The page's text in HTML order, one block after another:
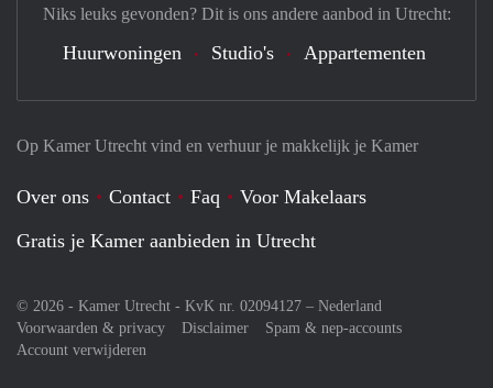
Op Kamer Utrecht vind en verhuur je makkelijk je Kamer
Over ons Contact Faq
Voor Makelaars
Gratis je Kamer aanbieden in Utrecht
© 2026 - Kamer Utrecht - KvK nr. 02094127 – Nederland
Voorwaarden & privacy
Disclaimer
Spam & nep-accounts
Account verwijderen
Niks leuks gevonden? Dit is ons andere aanbod in Utrecht:
Huurwoningen Studio's Appartementen